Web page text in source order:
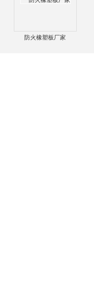
防火橡塑板厂家